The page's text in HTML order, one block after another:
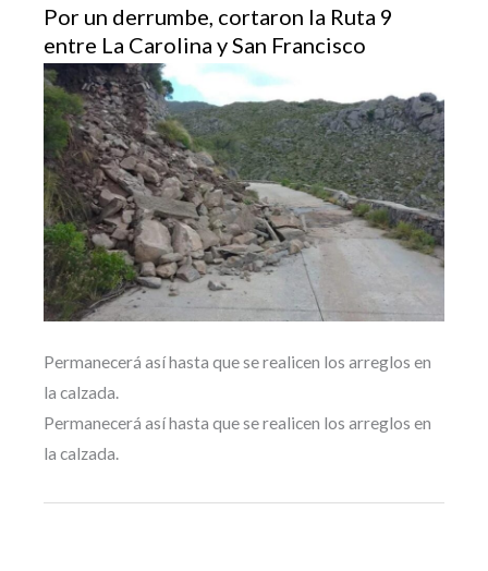
Por un derrumbe, cortaron la Ruta 9
entre La Carolina y San Francisco
Permanecerá así hasta que se realicen los arreglos en
la calzada.
Permanecerá así hasta que se realicen los arreglos en
la calzada.